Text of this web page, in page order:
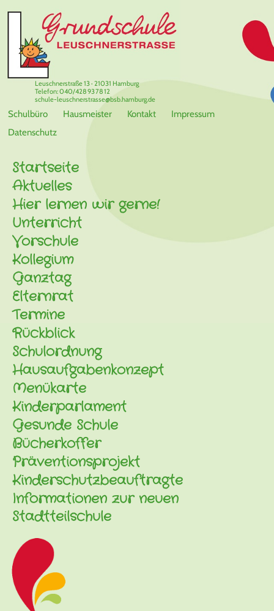
Schulbüro Hausmeister Kontakt
Impressum
Datenschutz
Leuschnerstraße 13 · 21031 Hamburg
Telefon: 040/428 93 78 12
schule-leuschnerstrasse@bsb.hamburg.de
Startseite
Aktuelles
Hier lernen wir gerne!
Unterricht
Vorschule
Kollegium
Ganztag
Elternrat
Termine
Rückblick
Schulordnung
Hausaufgabenkonzept
Menükarte
Kinderparlament
Gesunde Schule
Bücherkoffer
Präventionsprojekt
Kinderschutzbeauftragte
Informationen zur neuen
Stadtteilschule